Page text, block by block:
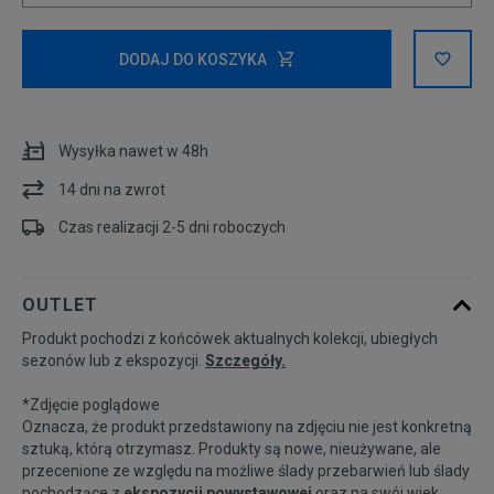
dostępności
DODAJ DO KOSZYKA
Wysyłka nawet w 48h
14 dni na zwrot
Czas realizacji 2-5 dni roboczych
OUTLET
Produkt pochodzi z końcówek aktualnych kolekcji, ubiegłych
sezonów lub z ekspozycji. Szczegóły.
*Zdjęcie poglądowe
Oznacza, że produkt przedstawiony na zdjęciu nie jest konkretną
sztuką, którą otrzymasz. Produkty są nowe, nieużywane, ale
przecenione ze względu na możliwe ślady przebarwień lub ślady